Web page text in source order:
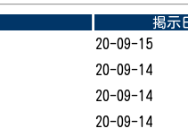
掲示
20-09-15
20-09-14
20-09-14
20-09-14